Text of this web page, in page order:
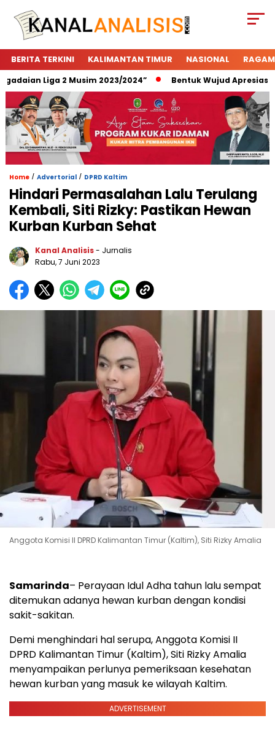
BERITA TERKINI KALIMANTAN TIMUR NASIONAL RAGAM
Liga 2 Musim 2023/2024” Bentuk Wujud Apresiasi
Home / Advertorial / DPRD Kaltim
Hindari Permasalahan Lalu Terulang
Kembali, Siti Rizky: Pastikan Hewan
Kurban Kurban Sehat
Kanal Analisis- Jurnalis
Rabu, 7 Juni 2023
Anggota Komisi II DPRD Kalimantan Timur (Kaltim), Siti Rizky Amalia
Samarinda– Perayaan Idul Adha tahun lalu sempat
ditemukan adanya hewan kurban dengan kondisi
sakit-sakitan.
Demi menghindari hal serupa, Anggota Komisi II
DPRD Kalimantan Timur (Kaltim), Siti Rizky Amalia
menyampaikan perlunya pemeriksaan kesehatan
hewan kurban yang masuk ke wilayah Kaltim.
ADVERTISEMENT